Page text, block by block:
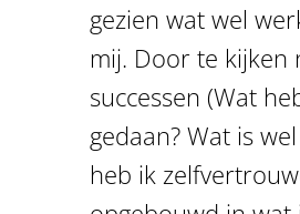
gezien wat wel
mij. Door te kijken
successen (Wat
gedaan? Wat is
heb ik